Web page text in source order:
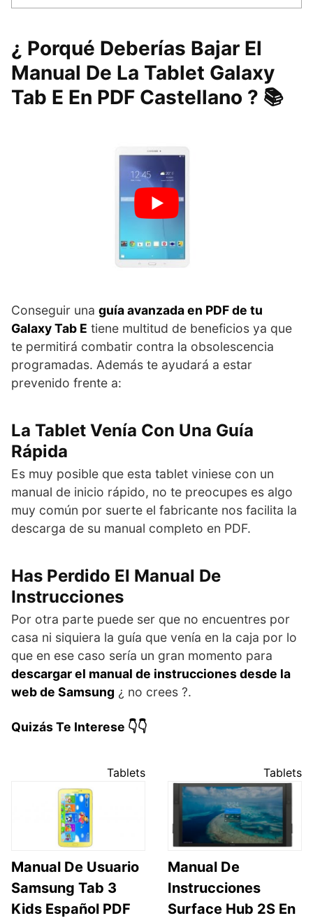
¿ Porqué Deberías Bajar El
Manual De La Tablet Galaxy
Tab E En PDF Castellano ? 📚
Conseguir una guía avanzada en PDF de tu
Galaxy Tab E tiene multitud de beneficios ya que
te permitirá combatir contra la obsolescencia
programadas. Además te ayudará a estar
prevenido frente a:
La Tablet Venía Con Una Guía
Rápida
Es muy posible que esta tablet viniese con un
manual de inicio rápido, no te preocupes es algo
muy común por suerte el fabricante nos facilita la
descarga de su manual completo en PDF.
Has Perdido El Manual De
Instrucciones
Por otra parte puede ser que no encuentres por
casa ni siquiera la guía que venía en la caja por lo
que en ese caso sería un gran momento para
descargar el manual de instrucciones desde la
web de Samsung ¿ no crees ?.
Quizás Te Interese 👇👇
Tablets
Manual De Usuario
Samsung Tab 3
Kids Español PDF
Tablets
Manual De
Instrucciones
Surface Hub 2S En